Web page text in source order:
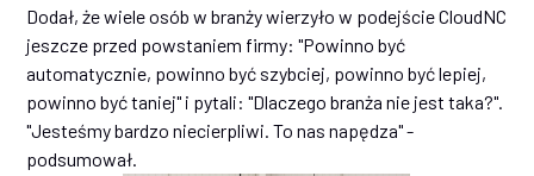
Dodał, że wiele osób w branży wierzyło w podejście CloudNC
jeszcze przed powstaniem firmy: "Powinno być
automatycznie, powinno być szybciej, powinno być lepiej,
powinno być taniej" i pytali: "Dlaczego branża nie jest taka?".
"Jesteśmy bardzo niecierpliwi. To nas napędza" -
podsumował.